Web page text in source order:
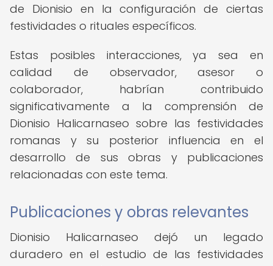
de Dionisio en la configuración de ciertas
festividades o rituales específicos.
Estas posibles interacciones, ya sea en
calidad de observador, asesor o
colaborador, habrían contribuido
significativamente a la comprensión de
Dionisio Halicarnaseo sobre las festividades
romanas y su posterior influencia en el
desarrollo de sus obras y publicaciones
relacionadas con este tema.
Publicaciones y obras relevantes
Dionisio Halicarnaseo dejó un legado
duradero en el estudio de las festividades